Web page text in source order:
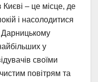
– це місце, де
і насолодитися
у
своїми
повітрям та